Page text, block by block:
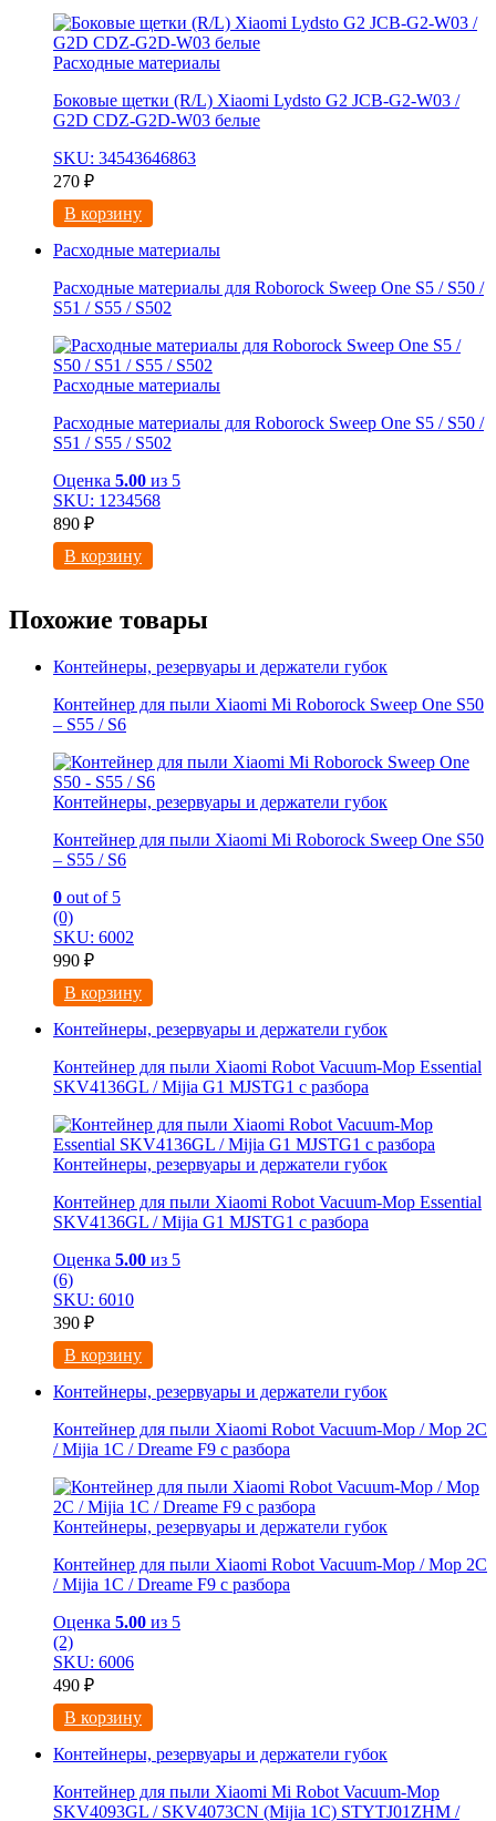
Расходные материалы
Боковые щетки (R/L) Xiaomi Lydsto G2 JCB-G2-W03 /
G2D CDZ-G2D-W03 белые
SKU: 34543646863
270 ₽
В корзину
Расходные материалы
Расходные материалы для Roborock Sweep One S5 / S50 /
S51 / S55 / S502
Расходные материалы
Расходные материалы для Roborock Sweep One S5 / S50 /
S51 / S55 / S502
Оценка 5.00 из 5
SKU: 1234568
890 ₽
В корзину
Похожие товары
Контейнеры, резервуары и держатели губок
Контейнер для пыли Xiaomi Mi Roborock Sweep One S50
– S55 / S6
Контейнеры, резервуары и держатели губок
Контейнер для пыли Xiaomi Mi Roborock Sweep One S50
– S55 / S6
0 out of 5
(0)
SKU: 6002
990 ₽
В корзину
Контейнеры, резервуары и держатели губок
Контейнер для пыли Xiaomi Robot Vacuum-Mop Essential
SKV4136GL / Mijia G1 MJSTG1 с разбора
Контейнеры, резервуары и держатели губок
Контейнер для пыли Xiaomi Robot Vacuum-Mop Essential
SKV4136GL / Mijia G1 MJSTG1 с разбора
Оценка 5.00 из 5
(6)
SKU: 6010
390 ₽
В корзину
Контейнеры, резервуары и держатели губок
Контейнер для пыли Xiaomi Robot Vacuum-Mop / Mop 2C
/ Mijia 1C / Dreame F9 с разбора
Контейнеры, резервуары и держатели губок
Контейнер для пыли Xiaomi Robot Vacuum-Mop / Mop 2C
/ Mijia 1C / Dreame F9 с разбора
Оценка 5.00 из 5
(2)
SKU: 6006
490 ₽
В корзину
Контейнеры, резервуары и держатели губок
Контейнер для пыли Xiaomi Mi Robot Vacuum-Mop
SKV4093GL / SKV4073CN (Mijia 1C) STYTJ01ZHM /